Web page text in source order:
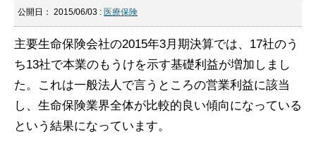
公開日： 2015/06/03 : 医療保険
主要生命保険会社の2015年3月期決算では、17社のう
ち13社で本業のもうけを示す基礎利益が増加しまし
た。これは一般法人で言うところの営業利益に該当
し、生命保険業界全体が比較的良い傾向になっている
という結果になっています。